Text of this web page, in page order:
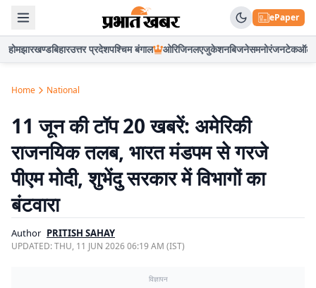
ePaper
होमझारखण्डबिहारउत्तर प्रदेशपश्चिम बंगाल ओरिजिनलएजुकेशनबिजनेसमनोरंजनटेकऑटो
Home National
11 जून की टॉप 20 खबरें: अमेरिकी
राजनयिक तलब, भारत मंडपम से गरजे
पीएम मोदी, शुभेंदु सरकार में विभागों का
बंटवारा
Author PRITISH SAHAY
UPDATED:THU, 11 JUN 2026 06:19 AM (IST)
विज्ञापन